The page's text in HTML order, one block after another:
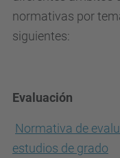
normativas por
siguientes:
Evaluación
Normativa de
estudios de grado